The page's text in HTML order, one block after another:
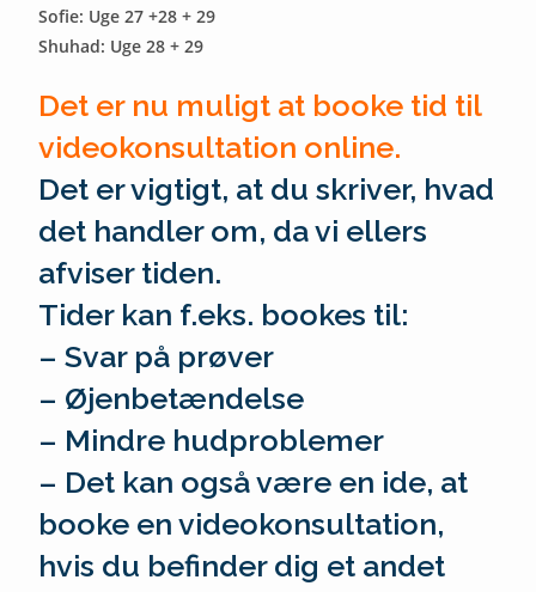
Sofie: Uge 27 +28 + 29
Shuhad: Uge 28 + 29
Det er nu muligt at booke tid til
videokonsultation online.
Det er vigtigt, at du skriver, hvad
det handler om, da vi ellers
afviser tiden.
Tider kan f.eks. bookes til:
– Svar på prøver
– Øjenbetændelse
– Mindre hudproblemer
– Det kan også være en ide, at
booke en videokonsultation,
hvis du befinder dig et andet